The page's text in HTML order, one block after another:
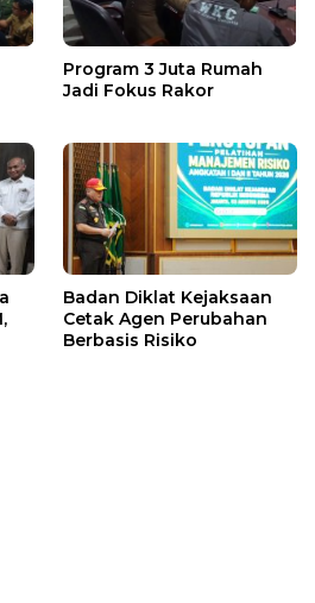
Program 3 Juta Rumah
Jadi Fokus Rakor
Badan Diklat Kejaksaan
Cetak Agen Perubahan
Berbasis Risiko